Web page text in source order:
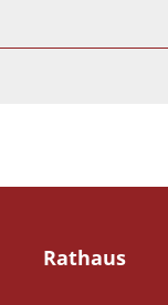
Rathaus